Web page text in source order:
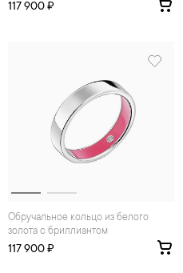
117 900 ₽
Обручальное кольцо из белого
золота с бриллиантом
117 900 ₽